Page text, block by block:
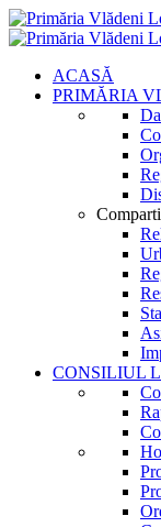
Skip
to
ACASĂ
PRIMĂRIA
CONSILIUL